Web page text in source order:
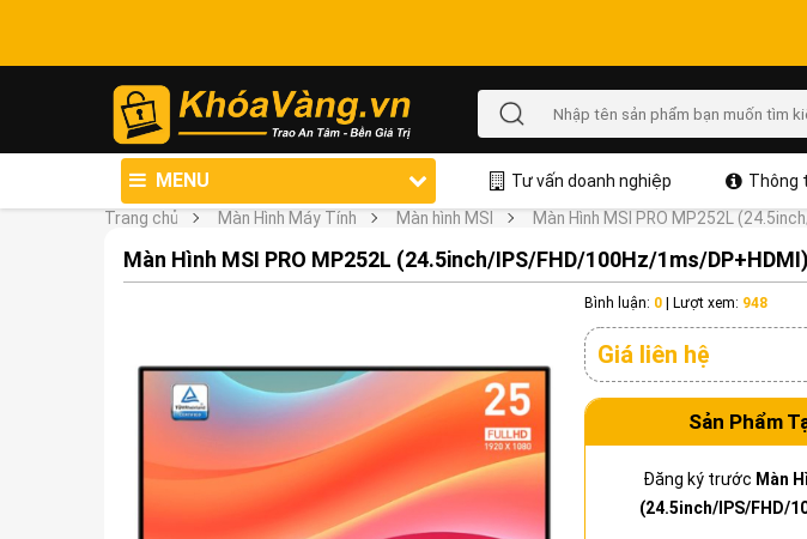
MENU Tư vấn doanh nghiệp Thông
Trang chủ
Màn Hình Máy Tính Màn hình MSI Màn Hình MSI PRO MP252L
Màn Hình MSI PRO MP252L (24.5inch/IPS/FHD/100Hz/1ms/DP+HDMI)
Bình luận: 0| Lượt xem: 948
Giá liên hệ
Sản Phẩm
Đăng ký trước Màn
(24.5inch/IPS/FHD/